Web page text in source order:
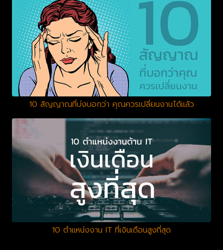
10 สัญญาณที่บ่งบอกว่า คุณควรเปลี่ยนงานได้แล้ว
10 ตำแหน่งงาน IT ที่เงินเดือนสูงที่สุด